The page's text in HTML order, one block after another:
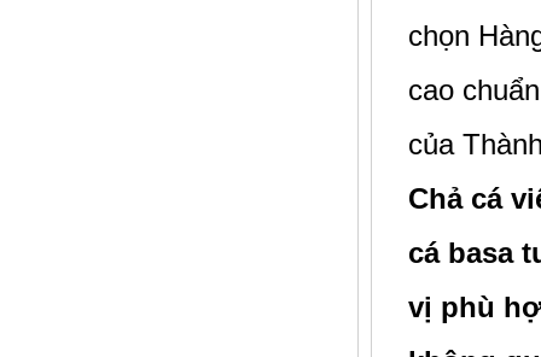
chọn
cao
của
Chả cá
cá basa
vị phù